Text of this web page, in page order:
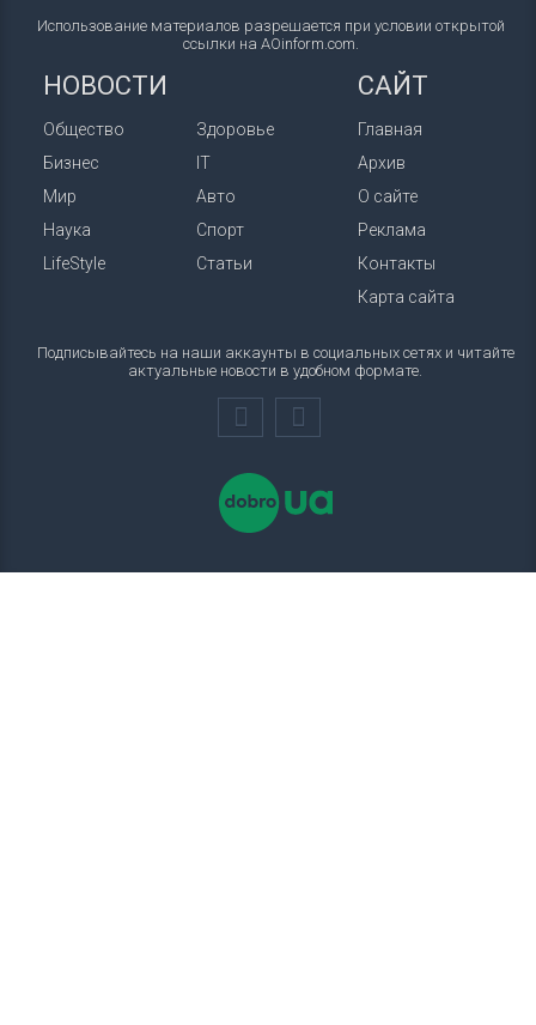
Использование материалов разрешается при условии открытой
ссылки на AOinform.com.
НОВОСТИ
Общество
Бизнес
Мир
Наука
LifeStyle
Здоровье
IT
Авто
Спорт
Статьи
САЙТ
Главная
Архив
О сайте
Реклама
Контакты
Карта сайта
Подписывайтесь на наши аккаунты в социальных сетях и читайте
актуальные новости в удобном формате.